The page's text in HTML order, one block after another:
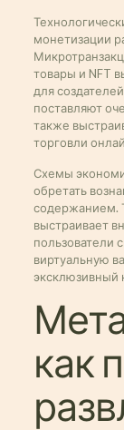
монетизации
товары и NFT
для
поставляют
также
торговли
Схемы
обретать
содержанием.
выстраивает
пользователи
виртуальную
эксклюзивный
как